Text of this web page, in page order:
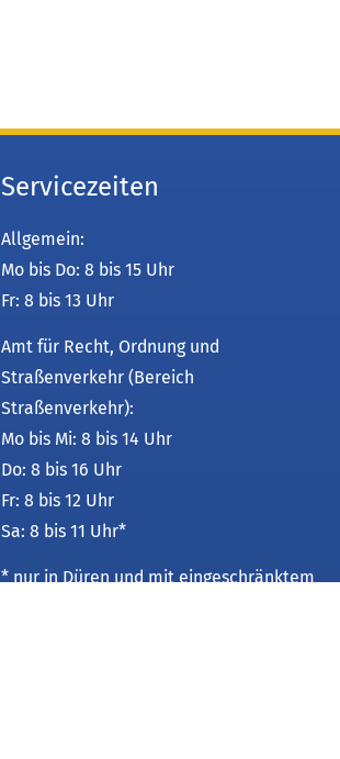
Servicezeiten
Allgemein:
Mo bis Do: 8 bis 15 Uhr
Fr: 8 bis 13 Uhr
Amt für Recht, Ordnung und
Straßenverkehr (Bereich
Straßenverkehr):
Mo bis Mi: 8 bis 14 Uhr
Do: 8 bis 16 Uhr
Fr: 8 bis 12 Uhr
Sa: 8 bis 11 Uhr*
* nur in Düren und mit eingeschränktem